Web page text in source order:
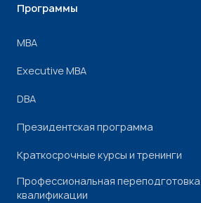
Программы
МВА
Executive MBA
DBA
Президентская программа
Краткосрочные курсы и тренинги
Профессиональная
квалификации